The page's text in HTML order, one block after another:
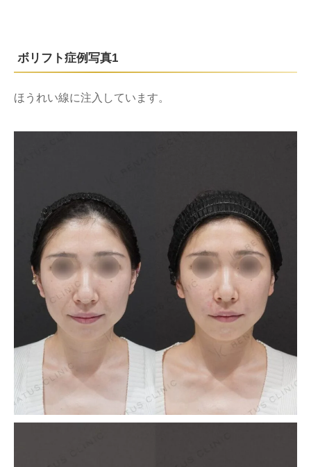
ボリフト症例写真1
ほうれい線に注入しています。